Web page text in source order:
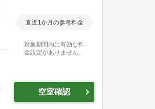
直近1か月の参考料金
対象期間内に有効な料
金設定がありません。
空室確認